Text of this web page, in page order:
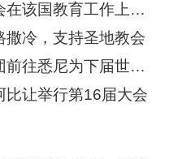
印度主教团主席强调教会在该国教育工作上的贡献
撒冷，支持圣地教会
意大利主教团派遣代表团前往悉尼为下届世青节作准备
比让举行第16届大会